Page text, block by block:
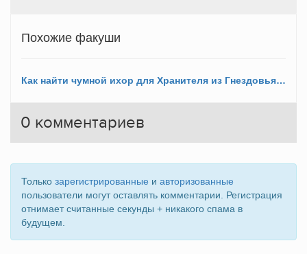
Похожие факуши
Как найти чумной ихор для Хранителя из Гнездовья в Сакраменте (No Rest for the Wicked)?
0 комментариев
Только зарегистрированные и авторизованные
пользователи могут оставлять комментарии. Регистрация
отнимает считанные секунды + никакого спама в
будущем.